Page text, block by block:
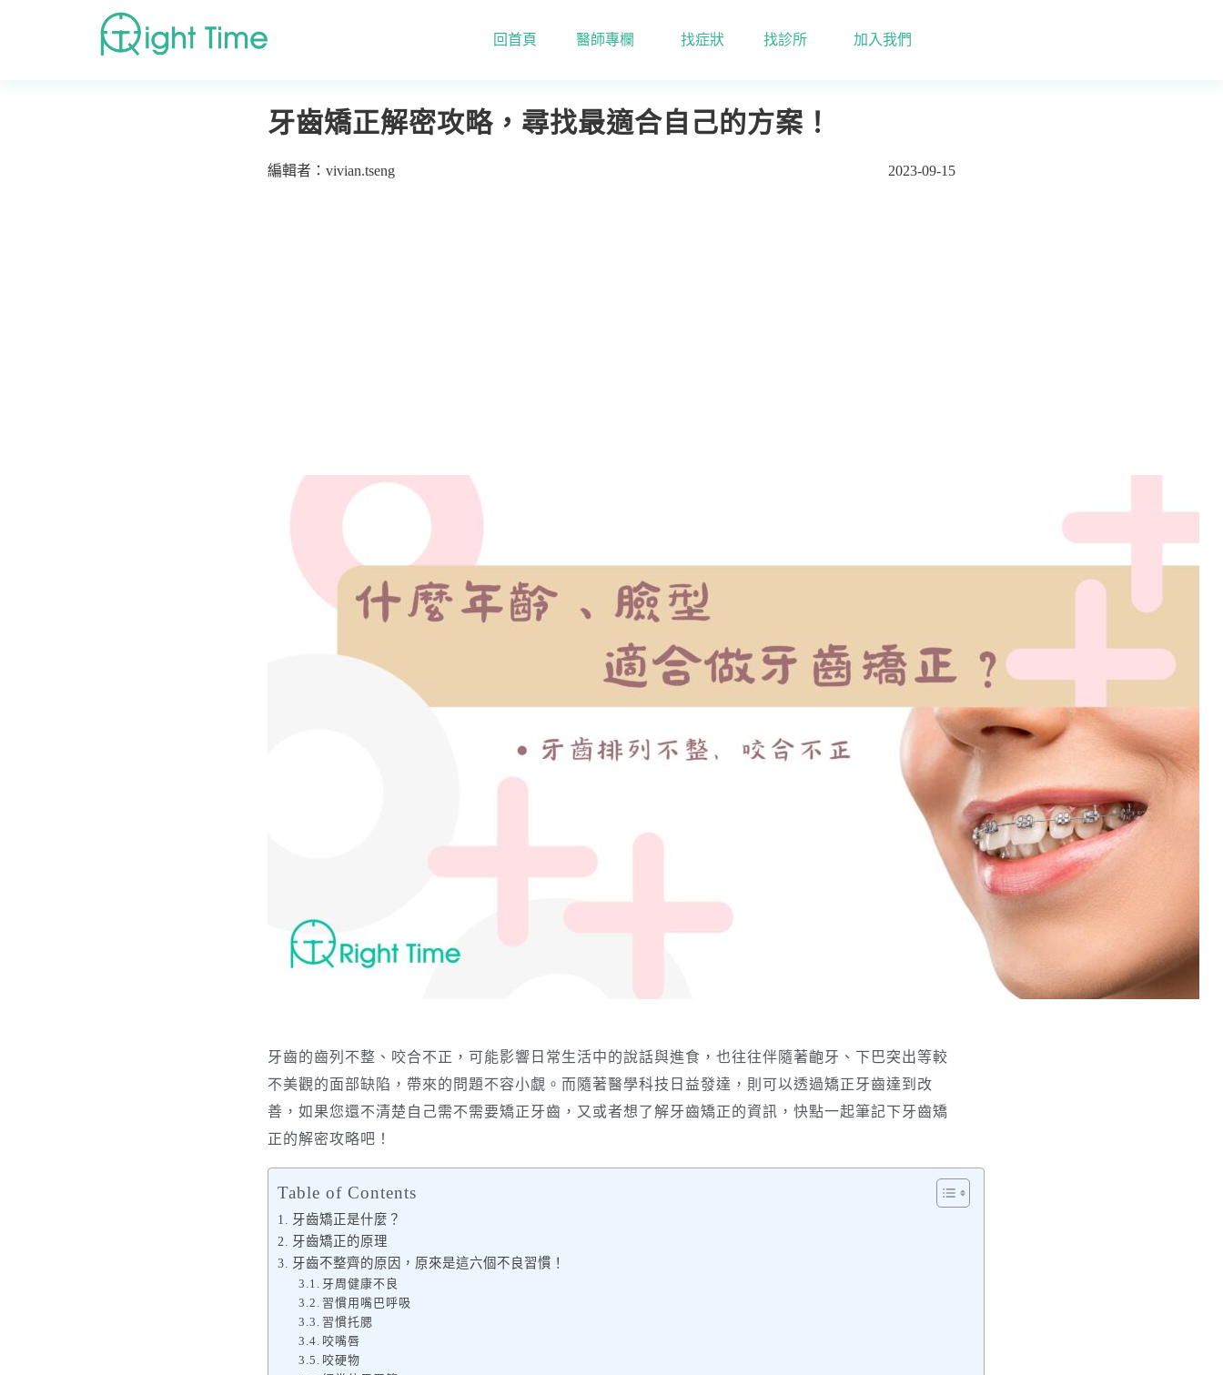
回首頁 醫師專欄 找症狀 找診所 加入我們
牙齒矯正解密攻略，尋找最適合自己的方案！
編輯者：vivian.tseng 2023-09-15
牙齒的齒列不整、咬合不正，可能影響日常生活中的說話與進食，也往往伴隨著齙牙、下巴突出等較
不美觀的面部缺陷，帶來的問題不容小覷。而隨著醫學科技日益發達，則可以透過矯正牙齒達到改
善，如果您還不清楚自己需不需要矯正牙齒，又或者想了解牙齒矯正的資訊，快點一起筆記下牙齒矯
正的解密攻略吧！
Table of Contents
牙齒矯正是什麼？
牙齒矯正的原理
牙齒不整齊的原因，原來是這六個不良習慣！
牙周健康不良
習慣用嘴巴呼吸
習慣托腮
咬嘴唇
咬硬物